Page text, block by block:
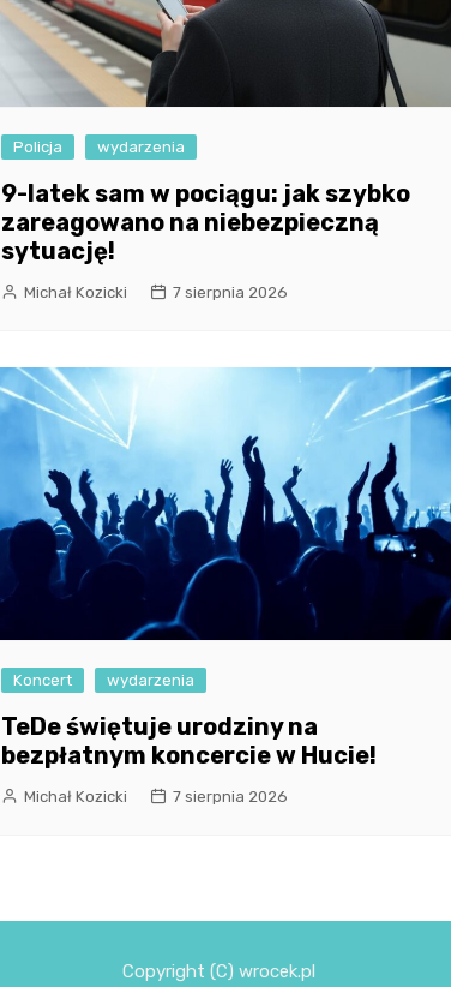
Policja wydarzenia
9-latek sam w pociągu: jak szybko
zareagowano na niebezpieczną
sytuację!
Michał Kozicki 7 sierpnia 2026
Koncert wydarzenia
TeDe świętuje urodziny na
bezpłatnym koncercie w Hucie!
Michał Kozicki 7 sierpnia 2026
Copyright (C) wrocek.pl